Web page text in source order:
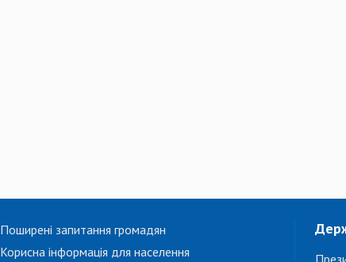
Поширені запитання громадян
Корисна інформація для населення